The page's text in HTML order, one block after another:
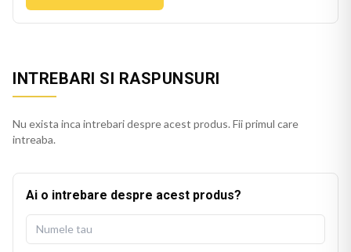
INTREBARI SI RASPUNSURI
Nu exista inca intrebari despre acest produs. Fii primul care
intreaba.
Ai o intrebare despre acest produs?